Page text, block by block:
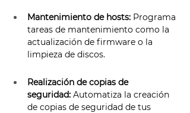
Mantenimiento de hosts: Programa
tareas de mantenimiento como la
actualización de firmware o la
limpieza de discos.
Realización de copias de
seguridad: Automatiza la creación
de copias de seguridad de tus